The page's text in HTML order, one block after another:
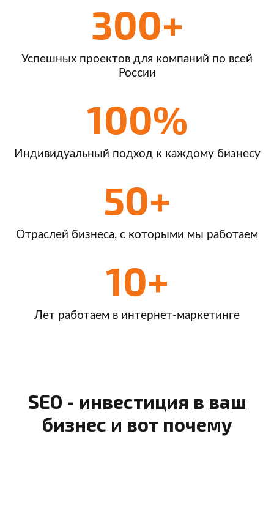
300+
Успешных проектов для компаний по всей
России
100%
Индивидуальный подход к каждому бизнесу
50+
Отраслей бизнеса, с которыми мы работаем
10+
Лет работаем в интернет-маркетинге
SEO - инвестиция в ваш
бизнес и вот почему